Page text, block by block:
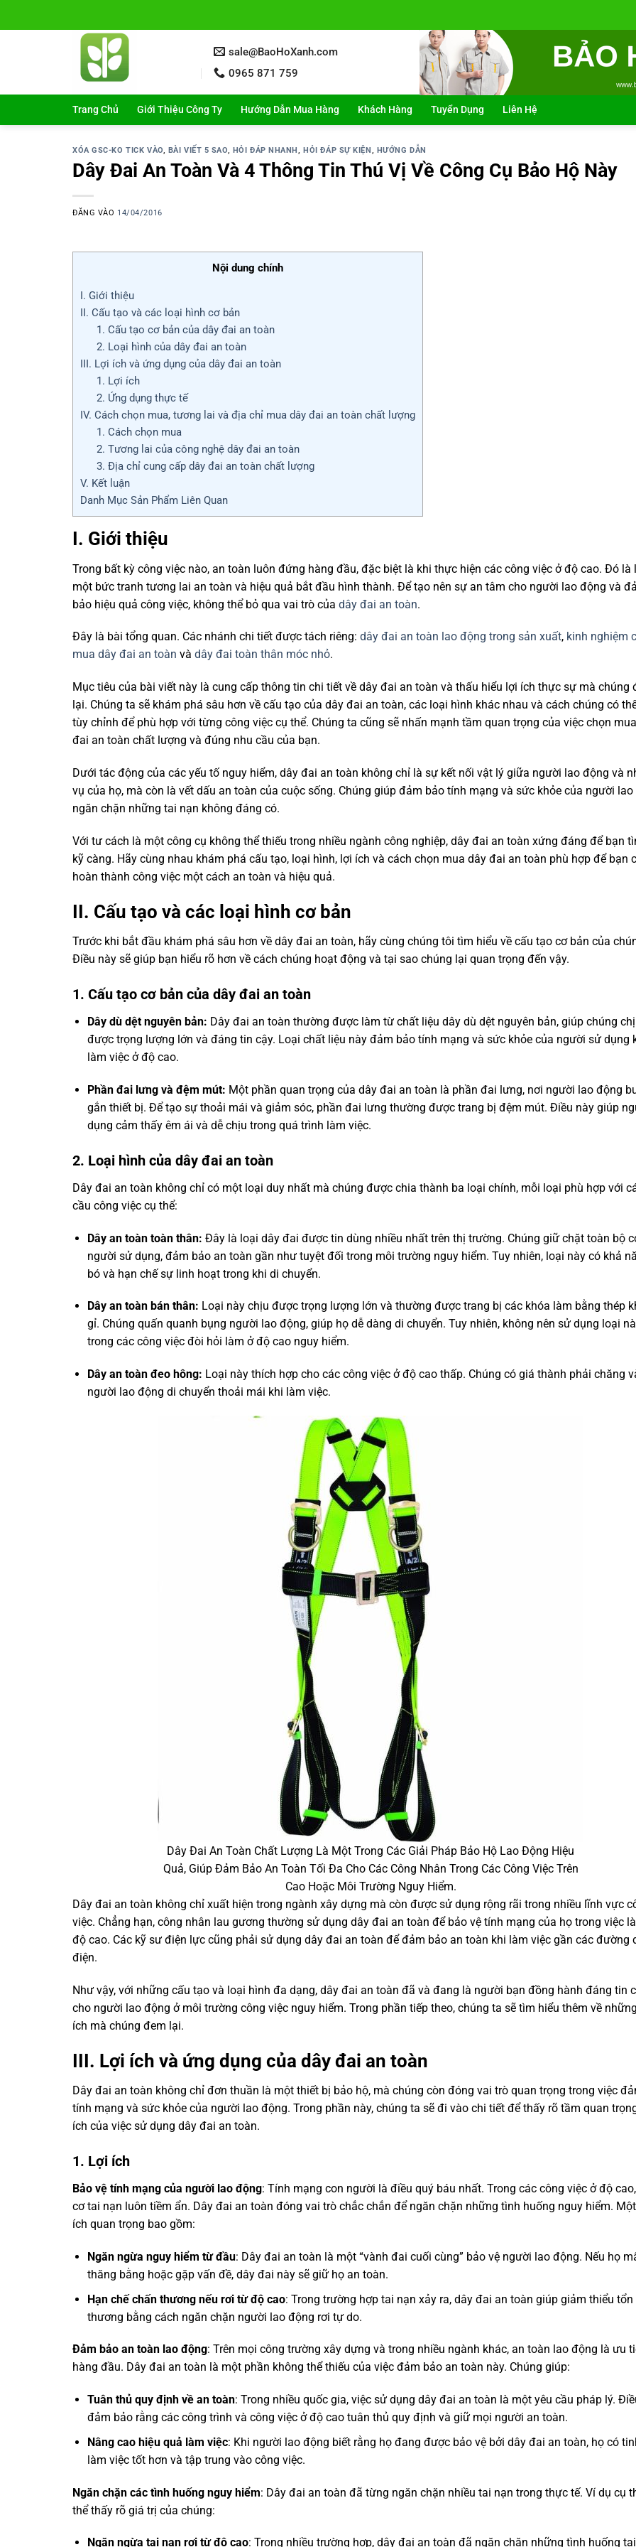
sale@BaoHoXanh.com
0965 871 759
Trang Chủ Giới Thiệu Công Ty Hướng Dẫn Mua Hàng Khách Hàng Tuyển Dụng Liên Hệ
XÓA GSC-KO TICK VÀO, BÀI VIẾT 5 SAO, HỎI ĐÁP NHANH,HỎI ĐÁP SỰ KIỆN, HƯỚNG DẪN
Dây Đai An Toàn Và 4 Thông Tin Thú Vị Về Công Cụ Bảo Hộ Này
ĐĂNG VÀO 14/04/2016
Nội dung chính
I. Giới thiệu
II. Cấu tạo và các loại hình cơ bản
1. Cấu tạo cơ bản của dây đai an toàn
2. Loại hình của dây đai an toàn
III. Lợi ích và ứng dụng của dây đai an toàn
1. Lợi ích
2. Ứng dụng thực tế
IV. Cách chọn mua, tương lai và địa chỉ mua dây đai an toàn chất lượng
1. Cách chọn mua
2. Tương lai của công nghệ dây đai an toàn
3. Địa chỉ cung cấp dây đai an toàn chất lượng
V. Kết luận
Danh Mục Sản Phẩm Liên Quan
I. Giới thiệu
Trong bất kỳ công việc nào, an toàn luôn đứng hàng đầu, đặc biệt là khi thực hiện các công việc ở độ cao. Đó là
một bức tranh tương lai an toàn và hiệu quả bắt đầu hình thành. Để tạo nên sự an tâm cho người lao động và
bảo hiệu quả công việc, không thể bỏ qua vai trò của dây đai an toàn.
Đây là bài tổng quan. Các nhánh chi tiết được tách riêng: dây đai an toàn lao động trong sản xuất, kinh nghiệm
mua dây đai an toàn và dây đai toàn thân móc nhỏ.
Mục tiêu của bài viết này là cung cấp thông tin chi tiết về dây đai an toàn và thấu hiểu lợi ích thực sự mà chúng
lại. Chúng ta sẽ khám phá sâu hơn về cấu tạo của dây đai an toàn, các loại hình khác nhau và cách chúng có
tùy chỉnh để phù hợp với từng công việc cụ thể. Chúng ta cũng sẽ nhấn mạnh tầm quan trọng của việc chọn
đai an toàn chất lượng và đúng nhu cầu của bạn.
Dưới tác động của các yếu tố nguy hiểm, dây đai an toàn không chỉ là sự kết nối vật lý giữa người lao động và
vụ của họ, mà còn là vết dấu an toàn của cuộc sống. Chúng giúp đảm bảo tính mạng và sức khỏe của người lao
ngăn chặn những tai nạn không đáng có.
Với tư cách là một công cụ không thể thiếu trong nhiều ngành công nghiệp, dây đai an toàn xứng đáng để bạn
kỹ càng. Hãy cùng nhau khám phá cấu tạo, loại hình, lợi ích và cách chọn mua dây đai an toàn phù hợp để bạn
hoàn thành công việc một cách an toàn và hiệu quả.
II. Cấu tạo và các loại hình cơ bản
Trước khi bắt đầu khám phá sâu hơn về dây đai an toàn, hãy cùng chúng tôi tìm hiểu về cấu tạo cơ bản của
Điều này sẽ giúp bạn hiểu rõ hơn về cách chúng hoạt động và tại sao chúng lại quan trọng đến vậy.
1. Cấu tạo cơ bản của dây đai an toàn
Dây dù dệt nguyên bản: Dây đai an toàn thường được làm từ chất liệu dây dù dệt nguyên bản, giúp chúng
được trọng lượng lớn và đáng tin cậy. Loại chất liệu này đảm bảo tính mạng và sức khỏe của người sử dụng
làm việc ở độ cao.
Phần đai lưng và đệm mút: Một phần quan trọng của dây đai an toàn là phần đai lưng, nơi người lao động
gắn thiết bị. Để tạo sự thoải mái và giảm sóc, phần đai lưng thường được trang bị đệm mút. Điều này giúp
dụng cảm thấy êm ái và dễ chịu trong quá trình làm việc.
2. Loại hình của dây đai an toàn
Dây đai an toàn không chỉ có một loại duy nhất mà chúng được chia thành ba loại chính, mỗi loại phù hợp với
cầu công việc cụ thể:
Dây an toàn toàn thân: Đây là loại dây đai được tin dùng nhiều nhất trên thị trường. Chúng giữ chặt toàn bộ
người sử dụng, đảm bảo an toàn gần như tuyệt đối trong môi trường nguy hiểm. Tuy nhiên, loại này có khả
bó và hạn chế sự linh hoạt trong khi di chuyển.
Dây an toàn bán thân: Loại này chịu được trọng lượng lớn và thường được trang bị các khóa làm bằng thép
gỉ. Chúng quấn quanh bụng người lao động, giúp họ dễ dàng di chuyển. Tuy nhiên, không nên sử dụng loại
trong các công việc đòi hỏi làm ở độ cao nguy hiểm.
Dây an toàn đeo hông: Loại này thích hợp cho các công việc ở độ cao thấp. Chúng có giá thành phải chăng
người lao động di chuyển thoải mái khi làm việc.
Dây Đai An Toàn Chất Lượng Là Một Trong Các Giải Pháp Bảo Hộ Lao Động Hiệu
Quả, Giúp Đảm Bảo An Toàn Tối Đa Cho Các Công Nhân Trong Các Công Việc Trên
Cao Hoặc Môi Trường Nguy Hiểm.
Dây đai an toàn không chỉ xuất hiện trong ngành xây dựng mà còn được sử dụng rộng rãi trong nhiều lĩnh vực
việc. Chẳng hạn, công nhân lau gương thường sử dụng dây đai an toàn để bảo vệ tính mạng của họ trong việc
độ cao. Các kỹ sư điện lực cũng phải sử dụng dây đai an toàn để đảm bảo an toàn khi làm việc gần các đường
điện.
Như vậy, với những cấu tạo và loại hình đa dạng, dây đai an toàn đã và đang là người bạn đồng hành đáng tin
cho người lao động ở môi trường công việc nguy hiểm. Trong phần tiếp theo, chúng ta sẽ tìm hiểu thêm về
ích mà chúng đem lại.
III. Lợi ích và ứng dụng của dây đai an toàn
Dây đai an toàn không chỉ đơn thuần là một thiết bị bảo hộ, mà chúng còn đóng vai trò quan trọng trong việc
tính mạng và sức khỏe của người lao động. Trong phần này, chúng ta sẽ đi vào chi tiết để thấy rõ tầm quan
ích của việc sử dụng dây đai an toàn.
1. Lợi ích
Bảo vệ tính mạng của người lao động: Tính mạng con người là điều quý báu nhất. Trong các công việc ở độ
cơ tai nạn luôn tiềm ẩn. Dây đai an toàn đóng vai trò chắc chắn để ngăn chặn những tình huống nguy hiểm.
ích quan trọng bao gồm:
Ngăn ngừa nguy hiểm từ đầu: Dây đai an toàn là một “vành đai cuối cùng” bảo vệ người lao động. Nếu họ
thăng bằng hoặc gặp vấn đề, dây đai này sẽ giữ họ an toàn.
Hạn chế chấn thương nếu rơi từ độ cao: Trong trường hợp tai nạn xảy ra, dây đai an toàn giúp giảm thiểu tổn
thương bằng cách ngăn chặn người lao động rơi tự do.
Đảm bảo an toàn lao động: Trên mọi công trường xây dựng và trong nhiều ngành khác, an toàn lao động là ưu
hàng đầu. Dây đai an toàn là một phần không thể thiếu của việc đảm bảo an toàn này. Chúng giúp:
Tuân thủ quy định về an toàn: Trong nhiều quốc gia, việc sử dụng dây đai an toàn là một yêu cầu pháp lý.
đảm bảo rằng các công trình và công việc ở độ cao tuân thủ quy định và giữ mọi người an toàn.
Nâng cao hiệu quả làm việc: Khi người lao động biết rằng họ đang được bảo vệ bởi dây đai an toàn, họ có
làm việc tốt hơn và tập trung vào công việc.
Ngăn chặn các tình huống nguy hiểm: Dây đai an toàn đã từng ngăn chặn nhiều tai nạn trong thực tế. Ví dụ cụ
thể thấy rõ giá trị của chúng:
Ngăn ngừa tai nạn rơi từ độ cao: Trong nhiều trường hợp, dây đai an toàn đã ngăn chặn những tình huống